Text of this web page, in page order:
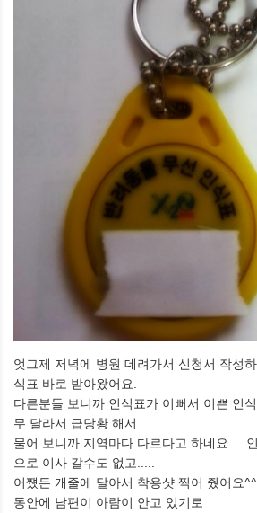
엇그제 저녁에 병원 데려가서 신청서 작성
식표 바로 받아왔어요.
다른분들 보니까 인식표가 이뻐서 이쁜 인
무 달라서 급당황 해서
물어 보니까 지역마다 다르다고 하네요.....
으로 이사 갈수도 없고.....
어쩄든 개줄에 달아서 착용샷 찍어 줬어요
동안에 남편이 아람이 안고 있기로